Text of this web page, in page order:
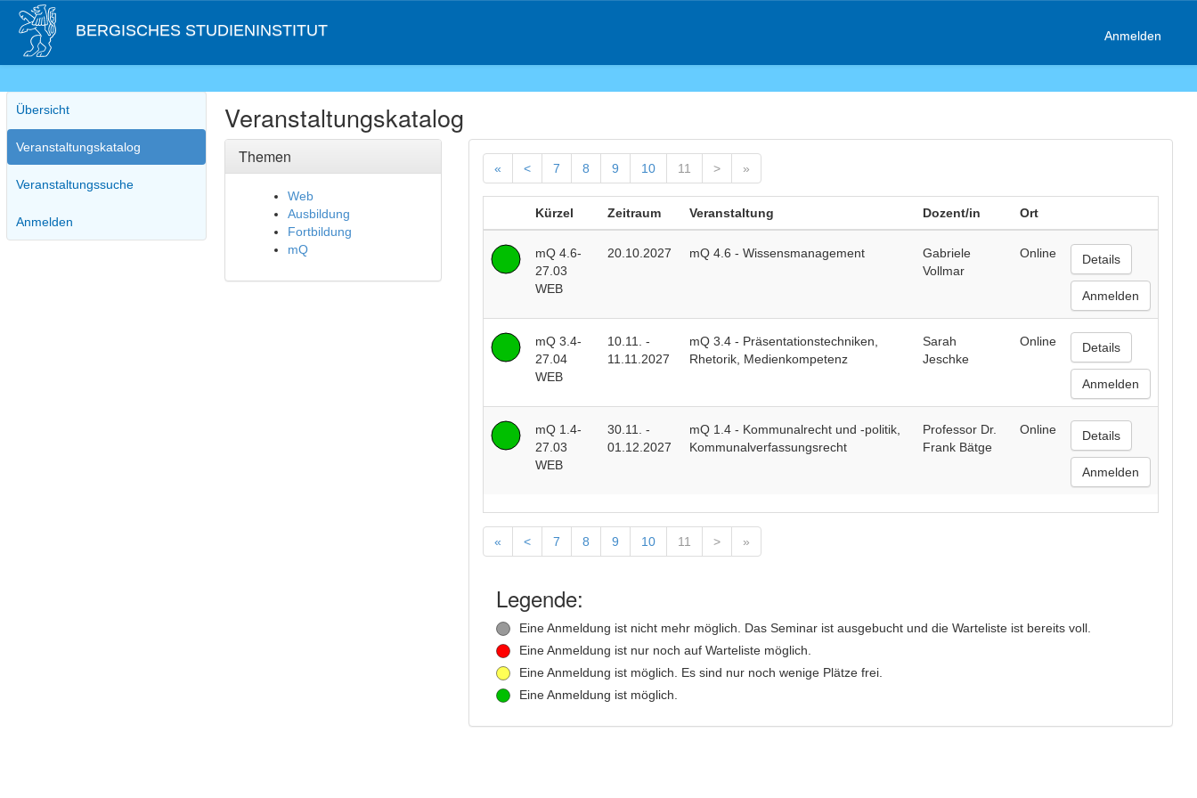
BERGISCHES STUDIENINSTITUT Anmelden
Übersicht
Veranstaltungskatalog
Veranstaltungssuche
Anmelden
Veranstaltungskatalog
Themen
Web
Ausbildung
Fortbildung
mQ
« < 7 8 9 10 11 > »
Kürzel Zeitraum Veranstaltung Dozent/in Ort
mQ 4.6-
27.03
WEB
20.10.2027 mQ 4.6 - Wissensmanagement
Gabriele
Vollmar
Online Details
Anmelden
mQ 3.4-
27.04
WEB
10.11. -
11.11.2027
mQ 3.4 - Präsentationstechniken,
Rhetorik, Medienkompetenz
Sarah
Jeschke
Online Details
Anmelden
mQ 1.4-
27.03
WEB
30.11. -
01.12.2027
mQ 1.4 - Kommunalrecht und -politik,
Kommunalverfassungsrecht
Professor Dr.
Frank Bätge
Online Details
Anmelden
« < 7 8 9 10 11 > »
Legende:
Eine Anmeldung ist nicht mehr möglich. Das Seminar ist ausgebucht und die Warteliste ist bereits voll.
Eine Anmeldung ist nur noch auf Warteliste möglich.
Eine Anmeldung ist möglich. Es sind nur noch wenige Plätze frei.
Eine Anmeldung ist möglich.